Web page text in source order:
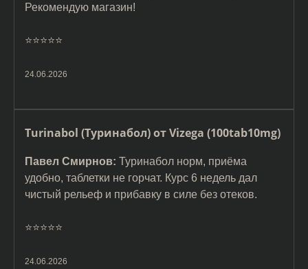
Рекомендую магазин!
⭐️⭐️⭐️⭐️⭐️
24.06.2026
Turinabol (Туринабол) от Vizega (100tab10mg)
Павел Смирнов: Туринабол норм, приёма
удобно, таблетки не горчат. Курс 6 недель дал
чистый рельеф и прибавку в силе без отеков.
⭐️⭐️⭐️⭐️⭐️
24.06.2026